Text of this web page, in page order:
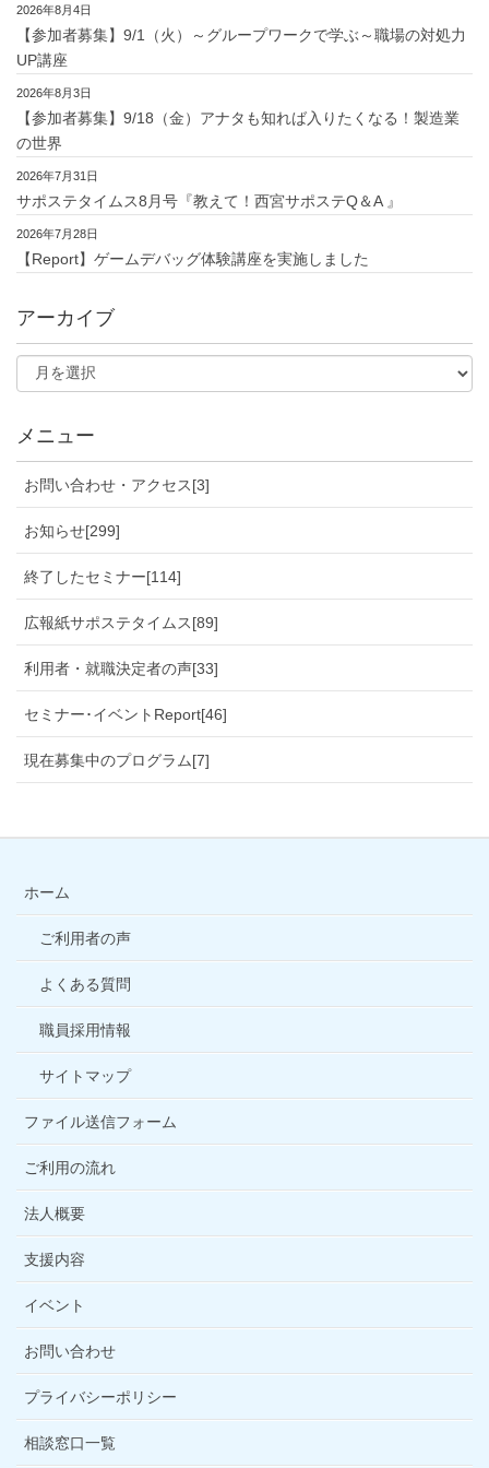
2026年8月4日
【参加者募集】9/1（火）～グループワークで学ぶ～職場の対処力
UP講座
2026年8月3日
【参加者募集】9/18（金）アナタも知れば入りたくなる！製造業
の世界
2026年7月31日
サポステタイムス8月号『教えて！西宮サポステQ＆A 』
2026年7月28日
【Report】ゲームデバッグ体験講座を実施しました
アーカイブ
メニュー
お問い合わせ・アクセス[3]
お知らせ[299]
終了したセミナー[114]
広報紙サポステタイムス[89]
利用者・就職決定者の声[33]
セミナー･イベントReport[46]
現在募集中のプログラム[7]
ホーム
ご利用者の声
よくある質問
職員採用情報
サイトマップ
ファイル送信フォーム
ご利用の流れ
法人概要
支援内容
イベント
お問い合わせ
プライバシーポリシー
相談窓口一覧